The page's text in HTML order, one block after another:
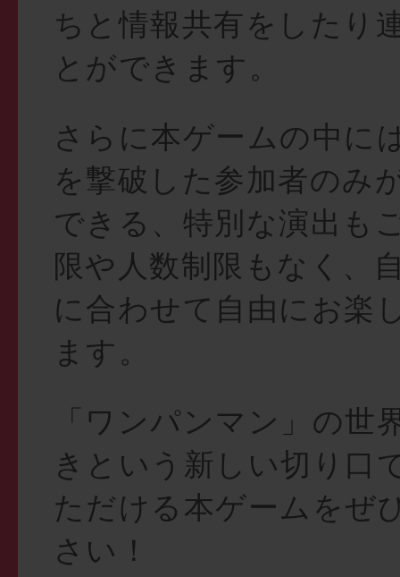
ちと情報共有をしたり
とができます。
さらに本ゲームの中に
を撃破した参加者のみ
できる、特別な演出も
限や人数制限もなく、
に合わせて自由にお楽
ます。
「ワンパンマン」の世
きという新しい切り口
ただける本ゲームをぜ
さい！